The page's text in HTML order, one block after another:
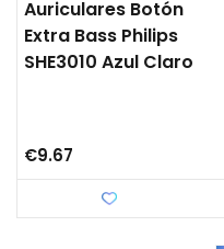
Auriculares Botón
Extra Bass Philips
SHE3010 Azul Claro
€9.67